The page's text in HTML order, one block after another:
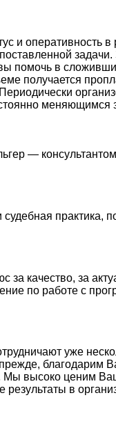
и
задачи.
помочь в
получается
меняющимся
—
практика,
за качество, за
по работе с
уже
благодарим
Мы высоко ценим
результаты в